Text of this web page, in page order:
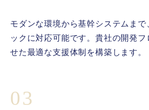
モダンな環境から基幹システムまで
ックに対応可能です。貴社の開発フ
せた最適な支援体制を構築します。
03